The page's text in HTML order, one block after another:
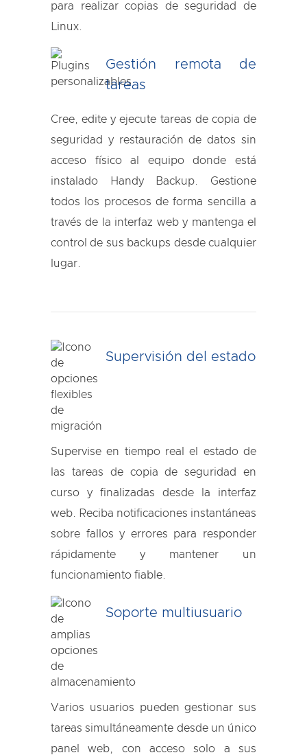
para realizar copias de seguridad de
Linux.
Gestión remota de
tareas
Cree, edite y ejecute tareas de copia de
seguridad y restauración de datos sin
acceso físico al equipo donde está
instalado Handy Backup. Gestione
todos los procesos de forma sencilla a
través de la interfaz web y mantenga el
control de sus backups desde cualquier
lugar.
Supervisión del estado
Supervise en tiempo real el estado de
las tareas de copia de seguridad en
curso y finalizadas desde la interfaz
web. Reciba notificaciones instantáneas
sobre fallos y errores para responder
rápidamente y mantener un
funcionamiento fiable.
Soporte multiusuario
Varios usuarios pueden gestionar sus
tareas simultáneamente desde un único
panel web, con acceso solo a sus